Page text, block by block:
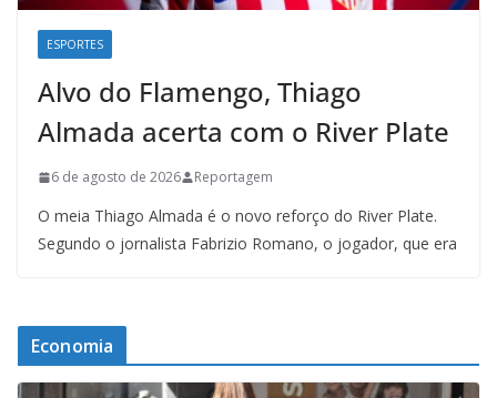
ESPORTES
Alvo do Flamengo, Thiago
Almada acerta com o River Plate
6 de agosto de 2026 Reportagem
O meia Thiago Almada é o novo reforço do River Plate.
Segundo o jornalista Fabrizio Romano, o jogador, que era
Economia